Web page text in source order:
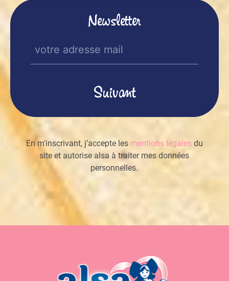
Newsletter
E-
mail
En m’inscrivant, j’accepte les mentions légalesdu
site et autorise alsa à traiter mes données
personnelles.